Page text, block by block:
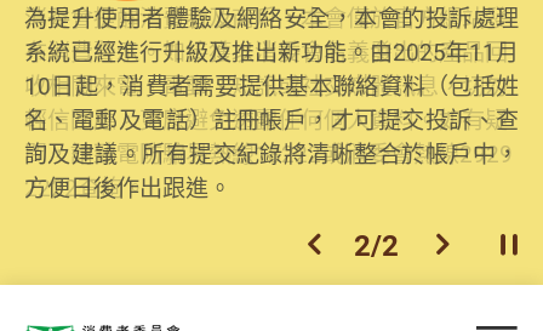
消委會提醒消費者及商戶，本會僅於官方網站發
布消費警示。如接獲以消委會名義發出的產品回
收相關來電、電郵、短訊或社交媒體訊息，切勿
輕信回應，更應避免透露任何個人資料。如有疑
問，請致電防騙易熱線18222或消委會熱線2929
2222查詢。
為提升使用者體驗及網絡安全，本會的投訴處理
系統已經進行升級及推出新功能。由2025年11月
10日起，消費者需要提供基本聯絡資料（包括姓
名、電郵及電話）註冊帳戶，才可提交投訴、查
詢及建議。所有提交紀錄將清晰整合於帳戶中，
方便日後作出跟進。
上一個
2/2 下一個開